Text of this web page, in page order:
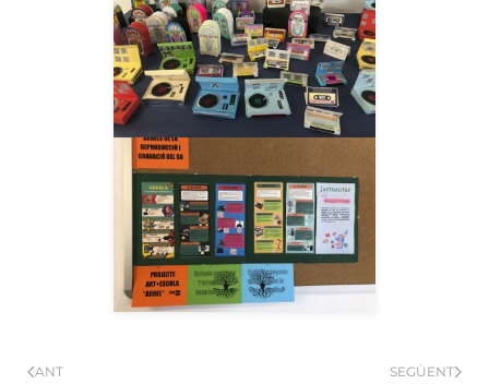
__AMPLIAR__
__AMPLIAR__
ANT SEGÜENT